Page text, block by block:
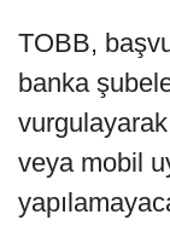
TOBB,
banka
veya mobil